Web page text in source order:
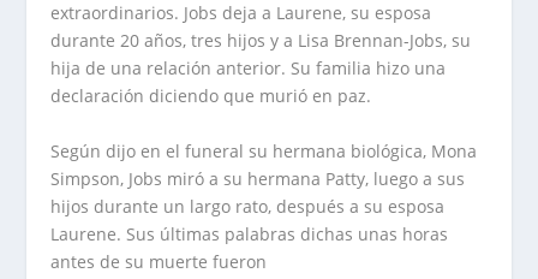
extraordinarios. Jobs deja a Laurene, su esposa
durante 20 años, tres hijos y a Lisa Brennan-Jobs, su
hija de una relación anterior. Su familia hizo una
declaración diciendo que murió en paz.
Según dijo en el funeral su hermana biológica, Mona
Simpson, Jobs miró a su hermana Patty, luego a sus
hijos durante un largo rato, después a su esposa
Laurene. Sus últimas palabras dichas unas horas
antes de su muerte fueron